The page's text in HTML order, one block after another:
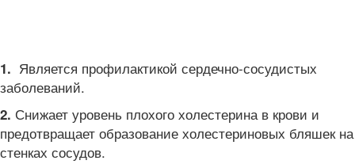
1. Является профилактикой сердечно-сосудистых
заболеваний.
2. Снижает уровень плохого холестерина в крови и
предотвращает образование холестериновых бляшек на
стенках сосудов.